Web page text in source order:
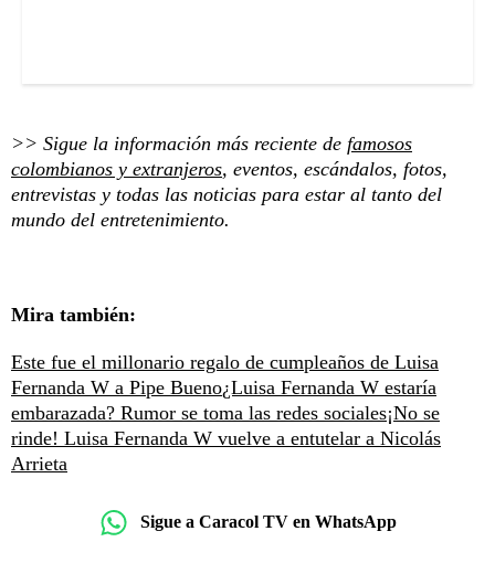
>> Sigue la información más reciente de famosos
colombianos y extranjeros, eventos, escándalos, fotos,
entrevistas y todas las noticias para estar al tanto del
mundo del entretenimiento.
Mira también:
Este fue el millonario regalo de cumpleaños de Luisa
Fernanda W a Pipe Bueno¿Luisa Fernanda W estaría
embarazada? Rumor se toma las redes sociales¡No se
rinde! Luisa Fernanda W vuelve a entutelar a Nicolás
Arrieta
Sigue a Caracol TV en WhatsApp